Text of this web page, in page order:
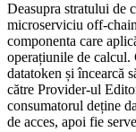
Deasupra stratului de
microserviciu off-
componenta care
operațiunile de calcul.
datatoken și încearcă
către Provider-ul
consumatorul deține
de acces, apoi fie